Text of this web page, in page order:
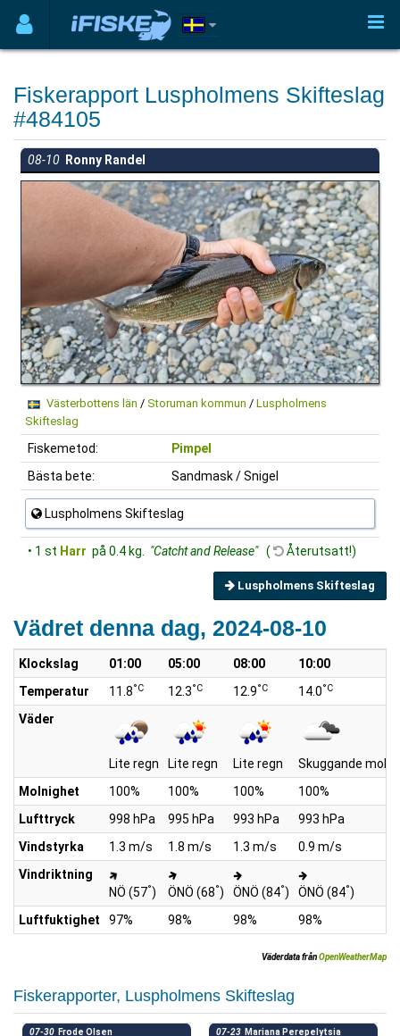
Fiskerapport Luspholmens Skifteslag
#484105
08-10 Ronny Randel
Västerbottens län / Storuman kommun / Luspholmens
Skifteslag
Fiskemetod:
Pimpel
Bästa bete:
Sandmask / Snigel
Luspholmens Skifteslag
• 1 st Harr på 0.4 kg. "Catcht and Release" ( Återutsatt!)
Luspholmens Skifteslag
Vädret denna dag, 2024-08-10
Klockslag 01:00 05:00 08:00
10:00
Temperatur
11.8°C 12.3°C 12.9°C 14.0°C
Väder
Lite regn Lite regn Lite regn
Skuggande moln
Molnighet
100% 100% 100%
100%
Lufttryck
998 hPa 995 hPa 993 hPa
993 hPa
Vindstyrka
1.3 m/s 1.8 m/s 1.3 m/s
0.9 m/s
Vindriktning
NÖ (57°) ÖNÖ (68°) ÖNÖ (84°) ÖNÖ (84°)
Luftfuktighet
97% 98% 98% 98%
Väderdata frånOpenWeatherMap
Fiskerapporter, Luspholmens Skifteslag
07-30 Frode Olsen 07-23 Mariana Perepelytsia